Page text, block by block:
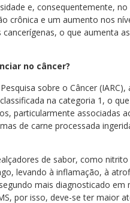
e, consequentemente,
crônica e um aumento nos
o que aumenta
no câncer?
sobre o Câncer
na categoria 1, o
particularmente associadas
de carne processada
de sabor, como
levando à inflamação, à
mais diagnosticado
por isso, deve-se ter maior